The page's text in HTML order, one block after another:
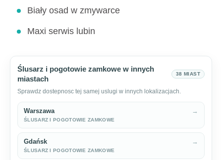
Biały osad w zmywarce
Maxi serwis lubin
Ślusarz i pogotowie zamkowe w innych
miastach
38 MIAST
Sprawdz dostepnosc tej samej uslugi w innych lokalizacjach.
Warszawa
ŚLUSARZ I POGOTOWIE ZAMKOWE
→
Gdańsk
ŚLUSARZ I POGOTOWIE ZAMKOWE
→